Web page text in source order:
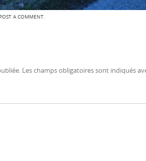
POST A COMMENT.
Les champs obligatoires sont indiqués